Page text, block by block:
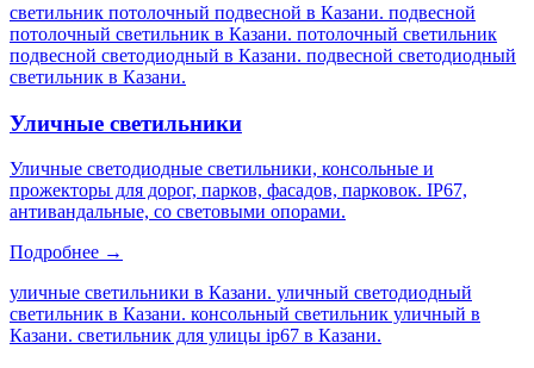
светильник потолочный подвесной в Казани. подвесной
потолочный светильник в Казани. потолочный светильник
подвесной светодиодный в Казани. подвесной светодиодный
светильник в Казани.
Уличные светильники
Уличные светодиодные светильники, консольные и
прожекторы для дорог, парков, фасадов, парковок. IP67,
антивандальные, со световыми опорами.
Подробнее →
уличные светильники в Казани. уличный светодиодный
светильник в Казани. консольный светильник уличный в
Казани. светильник для улицы ip67 в Казани.